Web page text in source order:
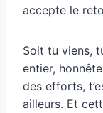
accepte le
Soit tu viens,
entier,
des efforts,
ailleurs. Et